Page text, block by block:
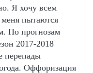
Я хочу всем
меня пытаются
По прогнозам
2017-2018
перепады
Оффоризация